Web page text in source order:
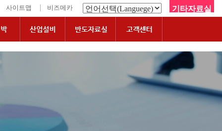
사이트맵 | 비즈메카 기타자료실